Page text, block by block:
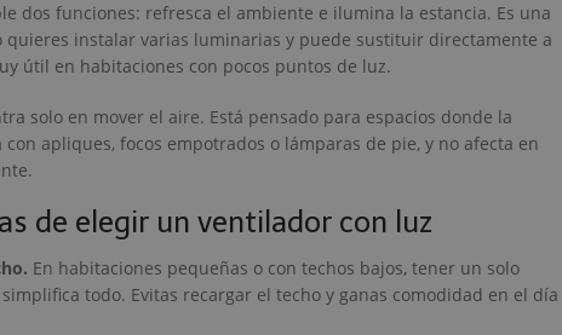
dos funciones: refresca el ambiente e ilumina la estancia. Es una
quieres instalar varias luminarias y puede sustituir directamente a
útil en habitaciones con pocos puntos de luz.
solo en mover el aire. Está pensado para espacios donde la
apliques, focos empotrados o lámparas de pie, y no afecta en
de elegir un ventilador con luz
En habitaciones pequeñas o con techos bajos, tener un solo
todo. Evitas recargar el techo y ganas comodidad en el día